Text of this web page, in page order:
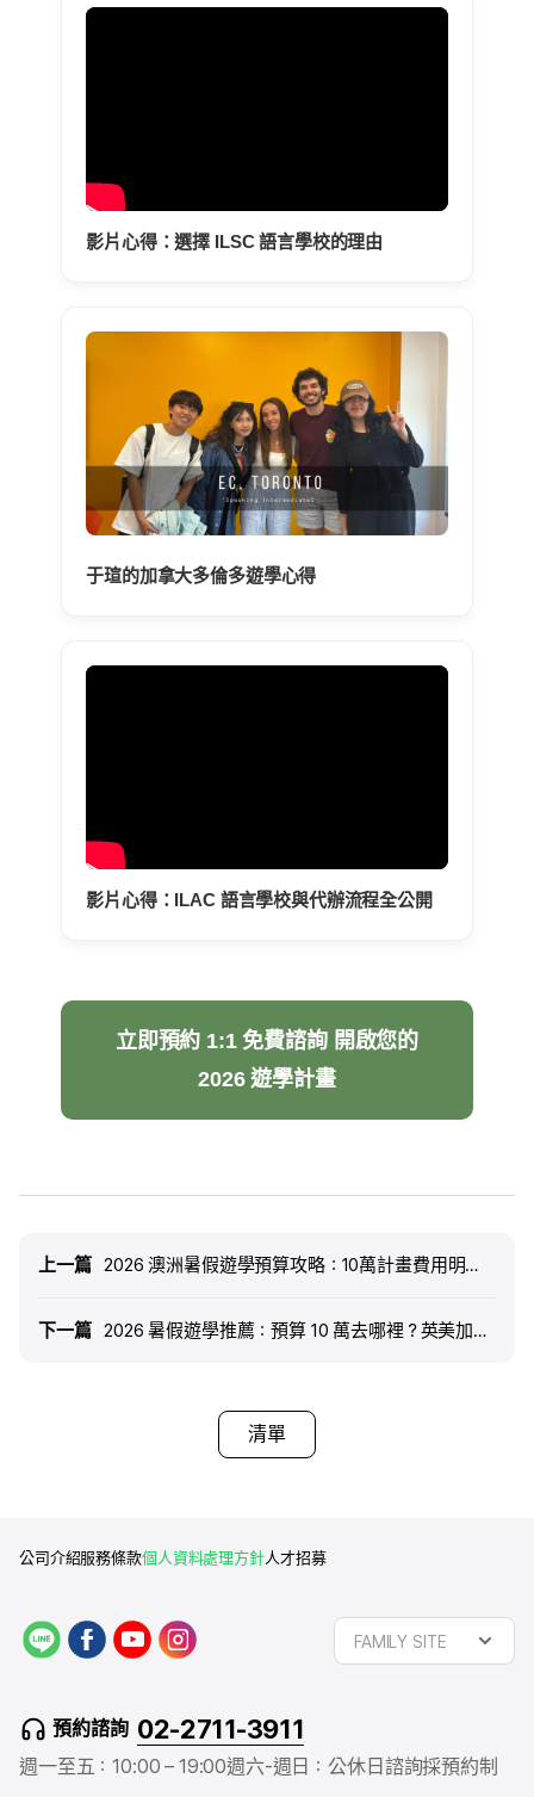
影片心得：選擇 ILSC 語言學校的理由
于瑄的加拿大多倫多遊學心得
影片心得：ILAC 語言學校與代辦流程全公開
立即預約 1:1 免費諮詢 開啟您的
2026 遊學計畫
上一篇 上一篇
2026 澳洲暑假遊學預算攻略：10萬計畫費用明細、城市與學校推薦
下一篇 下一篇
2026 暑假遊學推薦：預算 10 萬去哪裡？英美加澳費用與代辦全攻略
清單
公司介紹服務條款個人資料處理方針人才招募
L
f
a
b
o
y
o
u
e
a
r
FAMILY SITE
預約諮詢 02-2711-3911
週一至五：10:00 – 19:00週六-週日：公休日 諮詢採預約制